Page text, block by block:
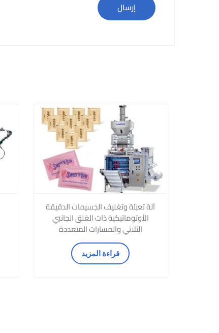
آلة تعبئة وتغليف الجسيمات الدقيقة
الأوتوماتيكية ذات الغلق الجانبي
الثلاثي والمسارات المتعددة
قراءة المزيد